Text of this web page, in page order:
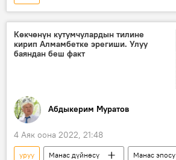
ЛЭР
Украина
Аскер
Көкчөнүн кутумчулардын тилине
кирип Алмамбетке эрегиши. Улуу
баяндан беш факт
Абдыкерим Муратов
4 Аяк оона 2022, 21:48
уруу Манас дүйнөсү
Манас эпосу